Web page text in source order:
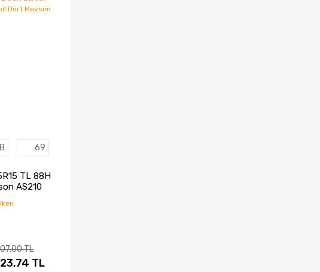
B 69
TL 88H
AS210
Mevsim
TL
TL
SATIN AL